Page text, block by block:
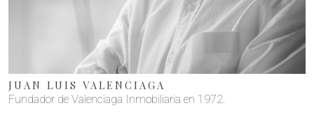
JUAN LUIS VALENCIAGA
Fundador de Valenciaga Inmobiliaria en 1972.